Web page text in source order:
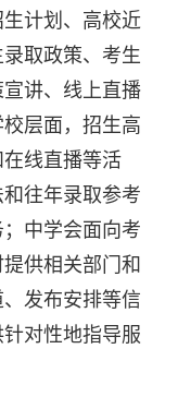
计划、高校近
取政策、考生
讲、线上直播
层面，招生高
线直播等活
往年录取参考
中学会面向考
供相关部门和
发布安排等信
对性地指导服